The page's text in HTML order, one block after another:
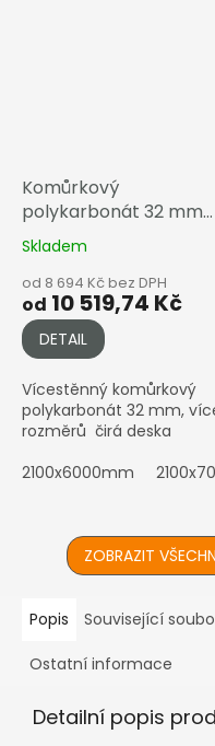
Komůrkový
polykarbonát 32 mm
čirá
Skladem
od 8 694 Kč bez DPH
od 10 519,74 Kč
DETAIL
Vícestěnný komůrkový
polykarbonát 32 mm,
rozměrů čirá deska
2100x6000mm
ZOBRAZIT
Popis Související
Ostatní informace
Detailní popis